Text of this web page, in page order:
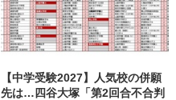
【中学受験2027】人気校の併願
先は…四谷大塚「第2回合不合判